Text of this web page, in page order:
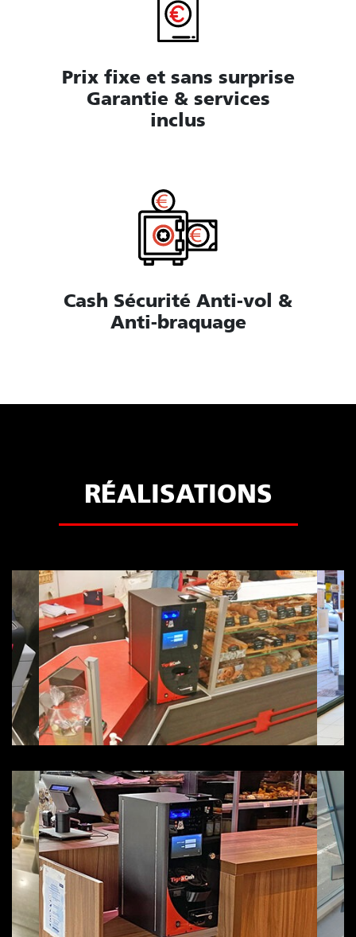
Prix fixe et sans surprise
Garantie & services
inclus
Cash Sécurité Anti-vol &
Anti-braquage
RÉALISATIONS